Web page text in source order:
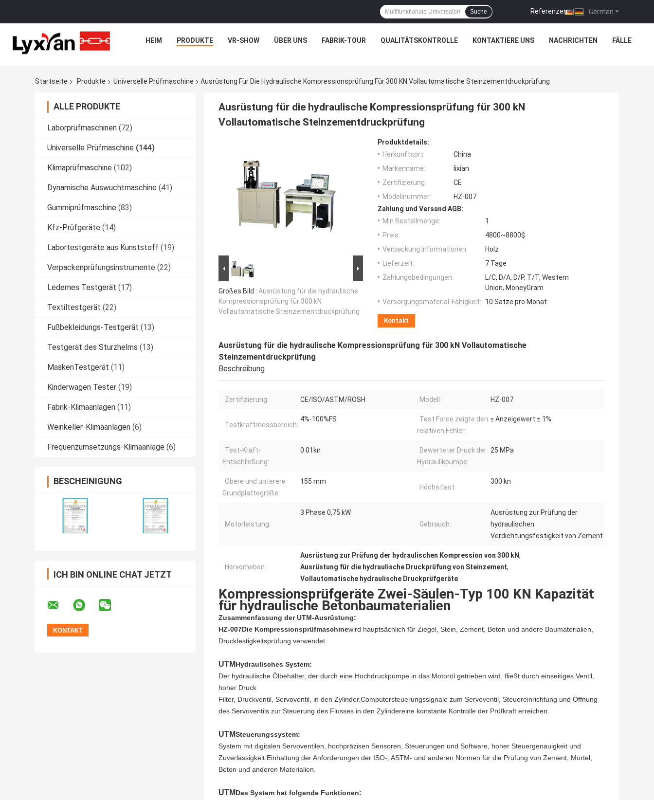
German
Referenzen |
Suche
HEIM PRODUKTE VR-SHOW ÜBER UNS FABRIK-TOUR QUALITÄTSKONTROLLE KONTAKTIERE UNS NACHRICHTEN FÄLLE
Startseite Produkte Universelle Prüfmaschine Ausrüstung Für Die Hydraulische Kompressionsprüfung Für 300 KN Vollautomatische Steinzementdruckprüfung
ALLE PRODUKTE
Laborprüfmaschinen (72)
Universelle Prüfmaschine (144)
Klimaprüfmaschine (102)
Dynamische Auswuchtmaschine (41)
Gummiprüfmaschine (83)
Kfz-Prüfgeräte (14)
Labortestgeräte aus Kunststoff (19)
Verpackenprüfungsinstrumente (22)
Ledernes Testgerät (17)
Textiltestgerät (22)
Fußbekleidungs-Testgerät (13)
Testgerät des Sturzhelms (13)
MaskenTestgerät (11)
Kinderwagen Tester (19)
Fabrik-Klimaanlagen (11)
Weinkeller-Klimaanlagen (6)
Frequenzumsetzungs-Klimaanlage (6)
BESCHEINIGUNG
ICH BIN ONLINE CHAT JETZT
Ausrüstung für die hydraulische Kompressionsprüfung für 300 kN
Vollautomatische Steinzementdruckprüfung
Großes Bild : Ausrüstung für die hydraulische
Kompressionsprüfung für 300 kN
Vollautomatische Steinzementdruckprüfung
Produktdetails:
Herkunftsort:
China
Markenname:
lixian
Zertifizierung:
CE
Modellnummer:
HZ-007
Zahlung und Versand AGB:
Min Bestellmenge:
1
Preis:
4800~8800$
Verpackung Informationen:
Holz
Lieferzeit:
7 Tage
Zahlungsbedingungen:
L/C, D/A, D/P, T/T, Western
Union, MoneyGram
Versorgungsmaterial-Fähigkeit:
10 Sätze pro Monat
Kontakt
Ausrüstung für die hydraulische Kompressionsprüfung für 300 kN Vollautomatische
Steinzementdruckprüfung
Beschreibung
Zertifizierung: CE/ISO/ASTM/ROSH Modell: HZ-007
Testkraftmessbereich:
4%-100%FS
Test Force zeigte den
relativen Fehler:
≤ Anzeigewert ± 1%
Test-Kraft-
Entschließung:
0.01kn
Bewerteter Druck der
Hydraulikpumpe:
25 MPa
Obere und unterere
Grundplattegröße:
155 mm
Höchstlast:
300 kn
Motorleistung:
3 Phase 0,75 kW
Gebrauch:
Ausrüstung zur Prüfung der
hydraulischen
Verdichtungsfestigkeit von Zement
Hervorheben:
Ausrüstung zur Prüfung der hydraulischen Kompression von 300 kN,
Ausrüstung für die hydraulische Druckprüfung von Steinzement,
Vollautomatische hydraulische Druckprüfgeräte
Kompressionsprüfgeräte Zwei-Säulen-Typ 100 KN Kapazität
für hydraulische Betonbaumaterialien
Zusammenfassung der UTM-Ausrüstung:
HZ-007Die Kompressionsprüfmaschinewird hauptsächlich für Ziegel, Stein, Zement, Beton und andere Baumaterialien,
Druckfestigkeitsprüfung verwendet.
UTMHydraulisches System:
Der hydraulische Ölbehälter, der durch eine Hochdruckpumpe in das Motoröl getrieben wird, fließt durch einseitiges Ventil,
hoher Druck
Filter, Druckventil, Servoventil, in den Zylinder.Computersteuerungssignale zum Servoventil, Steuereinrichtung und Öffnung
des Servoventils zur Steuerung des Flusses in den Zylindereine konstante Kontrolle der Prüfkraft erreichen.
UTMSteuerungssystem:
System mit digitalen Servoventilen, hochpräzisen Sensoren, Steuerungen und Software, hoher Steuergenauigkeit und
Zuverlässigkeit.Einhaltung der Anforderungen der ISO-, ASTM- und anderen Normen für die Prüfung von Zement, Mörtel,
Beton und anderen Materialien.
UTMDas System hat folgende Funktionen: